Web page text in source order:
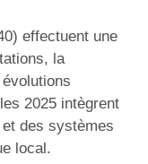
effectuent une
la
2025 intègrent
des systèmes
local.